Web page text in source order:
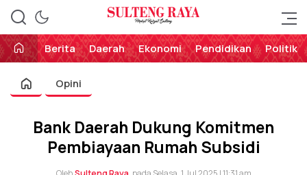
Sulteng Raya
Perekat Rakyat Sulteng
Berita
Daerah Ekonomi Pendidikan Politik
Opini
Bank Daerah Dukung Komitmen
Pembiayaan Rumah Subsidi